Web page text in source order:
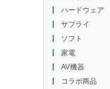
ハードウェア
サプライ
ソフト
家電
AV機器
コラボ商品